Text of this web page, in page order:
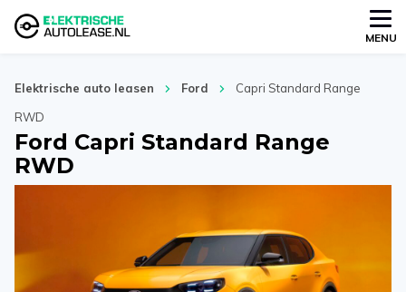
MENU
Elektrische auto leasen Ford
Capri Standard Range
RWD
Ford Capri Standard Range
RWD